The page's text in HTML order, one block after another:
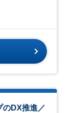
のDX推進／